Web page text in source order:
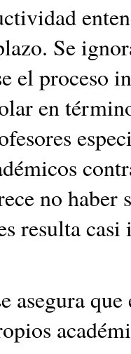
Se
el proceso
en
no
resulta
asegura